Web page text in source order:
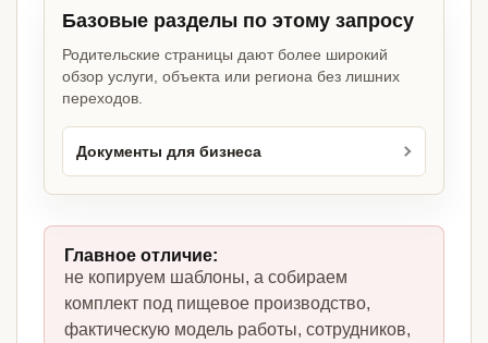
Базовые разделы по этому запросу
Родительские страницы дают более широкий
обзор услуги, объекта или региона без лишних
переходов.
Документы для бизнеса
Главное отличие:
не копируем шаблоны, а собираем
комплект под пищевое производство,
фактическую модель работы, сотрудников,